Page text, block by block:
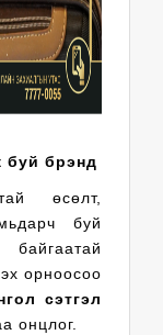
буй брэнд
өсөлт,
буй
орноосоо
сэтгэл
онцлог.